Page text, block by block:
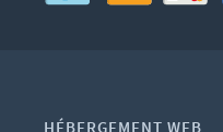
HÉBERGEMENT WEB